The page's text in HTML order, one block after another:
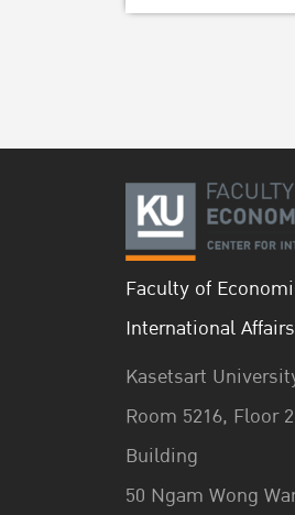
Faculty of
International
Kasetsart
Room 5216, Floor
Building
50 Ngam Wong